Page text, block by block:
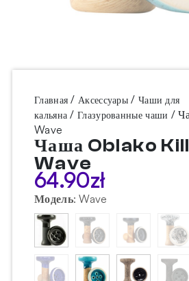
Главная /Аксессуары / Чаши для
кальяна /Глазурованные чаши /
Wave
Чаша Oblako
Wave
64.90zł
Модель: Wave